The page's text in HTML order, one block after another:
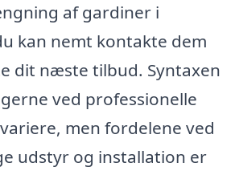
af gardiner i
kan nemt kontakte dem
dit næste tilbud. Syntaxen
ved professionelle
men fordelene ved
udstyr og installation er